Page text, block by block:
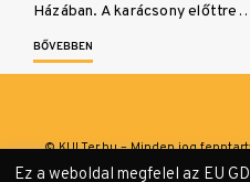
Házában. A karácsony
BŐVEBBEN
© KULTer.hu – Minden jog
Ez a weboldal megfelel az EU